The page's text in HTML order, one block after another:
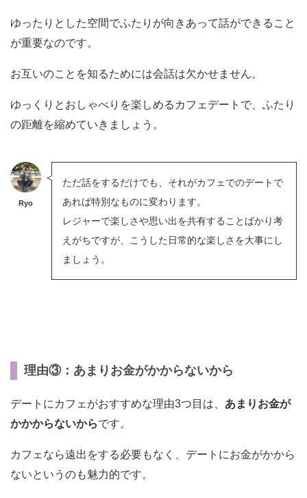
ゆったりとした空間でふたりが向きあって話ができること
が重要なのです。
お互いのことを知るためには会話は欠かせません。
ゆっくりとおしゃべりを楽しめるカフェデートで、ふたり
の距離を縮めていきましょう。
Ryo
ただ話をするだけでも、それがカフェでのデートで
あれば特別なものに変わります。
レジャーで楽しさや思い出を共有することばかり考
えがちですが、こうした日常的な楽しさを大事にし
ましょう。
理由③：あまりお金がかからないから
デートにカフェがおすすめな理由3つ目は、 あまりお金が
かかからないからです。
カフェなら遠出をする必要もなく、デートにお金がかから
ないというのも魅力的です。